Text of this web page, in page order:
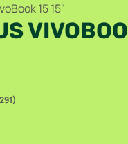
15 15"
291)